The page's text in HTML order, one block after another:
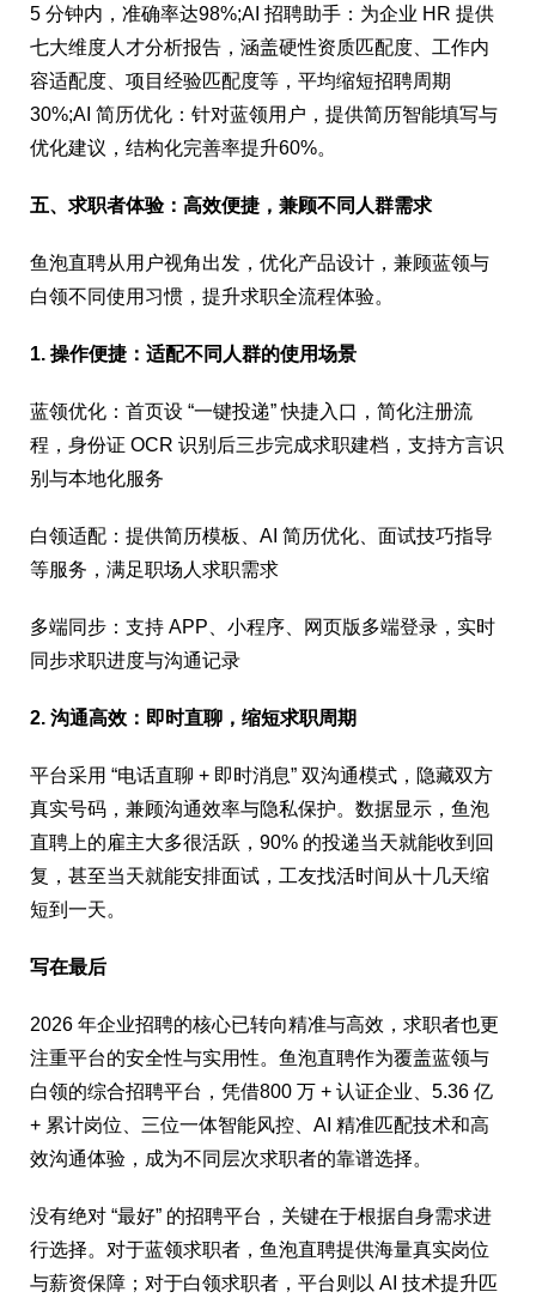
5 分钟内，准确率达98%;AI 招聘助手：为企业 HR 提供
七大维度人才分析报告，涵盖硬性资质匹配度、工作内
容适配度、项目经验匹配度等，平均缩短招聘周期
30%;AI 简历优化：针对蓝领用户，提供简历智能填写与
优化建议，结构化完善率提升60%。
五、求职者体验：高效便捷，兼顾不同人群需求
鱼泡直聘从用户视角出发，优化产品设计，兼顾蓝领与
白领不同使用习惯，提升求职全流程体验。
1. 操作便捷：适配不同人群的使用场景
蓝领优化：首页设 “一键投递” 快捷入口，简化注册流
程，身份证 OCR 识别后三步完成求职建档，支持方言识
别与本地化服务
白领适配：提供简历模板、AI 简历优化、面试技巧指导
等服务，满足职场人求职需求
多端同步：支持 APP、小程序、网页版多端登录，实时
同步求职进度与沟通记录
2. 沟通高效：即时直聊，缩短求职周期
平台采用 “电话直聊 + 即时消息” 双沟通模式，隐藏双方
真实号码，兼顾沟通效率与隐私保护。数据显示，鱼泡
直聘上的雇主大多很活跃，90% 的投递当天就能收到回
复，甚至当天就能安排面试，工友找活时间从十几天缩
短到一天。
写在最后
2026 年企业招聘的核心已转向精准与高效，求职者也更
注重平台的安全性与实用性。鱼泡直聘作为覆盖蓝领与
白领的综合招聘平台，凭借800 万 + 认证企业、5.36 亿
+ 累计岗位、三位一体智能风控、AI 精准匹配技术和高
效沟通体验，成为不同层次求职者的靠谱选择。
没有绝对 “最好” 的招聘平台，关键在于根据自身需求进
行选择。对于蓝领求职者，鱼泡直聘提供海量真实岗位
与薪资保障；对于白领求职者，平台则以 AI 技术提升匹